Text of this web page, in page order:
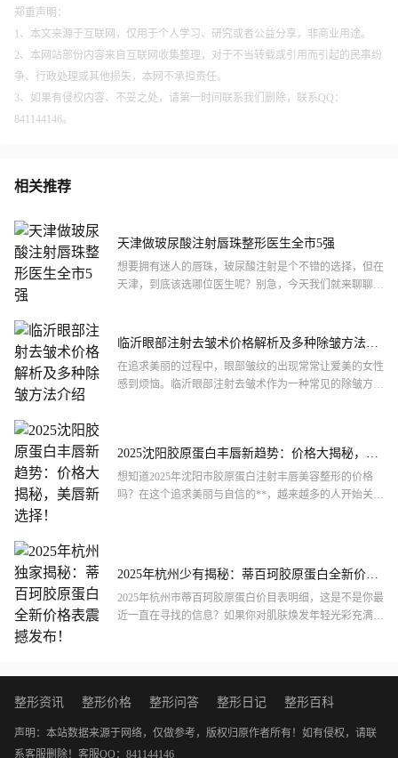
郑重声明：
1、本文来源于互联网，仅用于个人学习、研究或者公益分享，非商业用途。
2、本网站部份内容来自互联网收集整理，对于不当转载或引用而引起的民事纷
争、行政处理或其他损失，本网不承担责任。
3、如果有侵权内容、不妥之处，请第一时间联系我们删除，联系QQ：
841144146。
相关推荐
天津做玻尿酸注射唇珠整形医生全市5强
想要拥有迷人的唇珠，玻尿酸注射是个不错的选择，但在
天津，到底该选哪位医生呢？别急，今天我们就来聊聊天
临沂眼部注射去皱术价格解析及多种除皱方法介
绍
在追求美丽的过程中，眼部皱纹的出现常常让爱美的女性
感到烦恼。临沂眼部注射去皱术作为一种常见的除皱方
2025沈阳胶原蛋白丰唇新趋势：价格大揭秘，美
唇新选择！
想知道2025年沈阳市胶原蛋白注射丰唇美容整形的价格
吗？在这个追求美丽与自信的**，越来越多的人开始关注
2025年杭州少有揭秘：蒂百珂胶原蛋白全新价格
表震撼发布！
2025年杭州市蒂百珂胶原蛋白价目表明细，这是不是你最
近一直在寻找的信息？如果你对肌肤焕发年轻光彩充满期
整形资讯 整形价格 整形问答 整形日记 整形百科
声明：本站数据来源于网络，仅做参考，版权归原作者所有！如有侵权，请联
系客服删除！ 客服QQ：841144146